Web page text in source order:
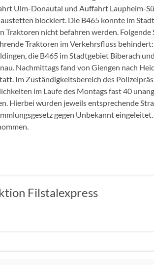
Ulm-Donautal und Auffahrt Laupheim-
blockiert. Die B465 konnte im
Traktoren nicht befahren werden. Folgende
Traktoren im Verkehrsfluss
die B465 im Stadtgebiet Biberach
Nachmittags fand von Giengen nach
Im Zuständigkeitsbereich des
im Laufe des Montags fast 40
Hierbei wurden jeweils entsprechende
gegen Unbekannt
Filstalexpress